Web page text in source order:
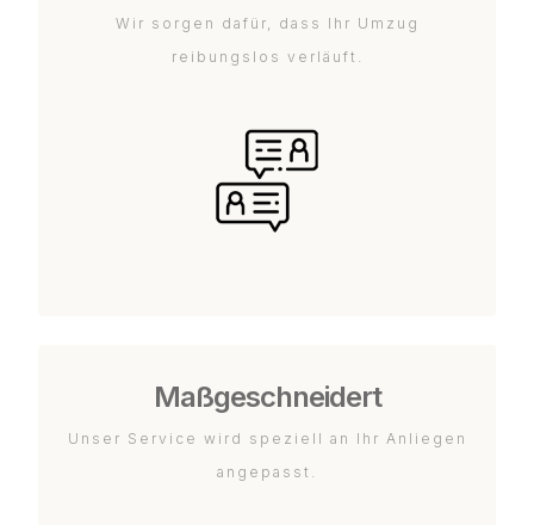
Wir sorgen dafür, dass Ihr Umzug
reibungslos verläuft.
Maßgeschneidert
Unser Service wird speziell an Ihr Anliegen
angepasst.